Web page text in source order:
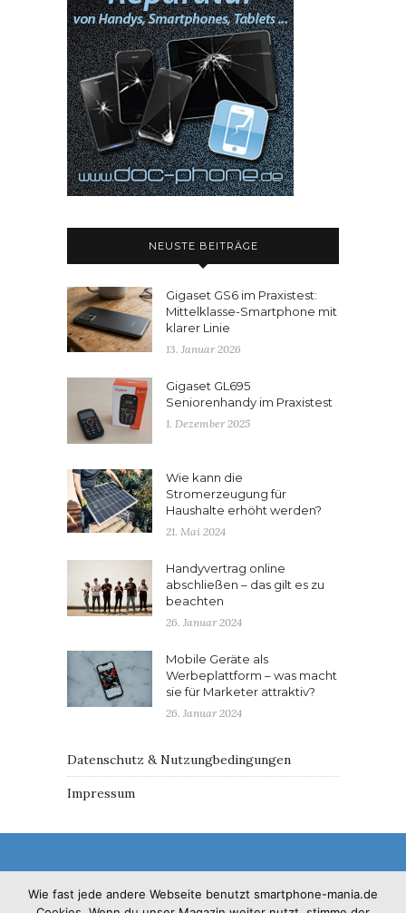
NEUSTE BEITRÄGE
Gigaset GS6 im Praxistest:
Mittelklasse-Smartphone mit
klarer Linie
13. Januar 2026
Gigaset GL695
Seniorenhandy im Praxistest
1. Dezember 2025
Wie kann die
Stromerzeugung für
Haushalte erhöht werden?
21. Mai 2024
Handyvertrag online
abschließen – das gilt es zu
beachten
26. Januar 2024
Mobile Geräte als
Werbeplattform – was macht
sie für Marketer attraktiv?
26. Januar 2024
Datenschutz & Nutzungbedingungen
Impressum
Wie fast jede andere Webseite benutzt smartphone-mania.de